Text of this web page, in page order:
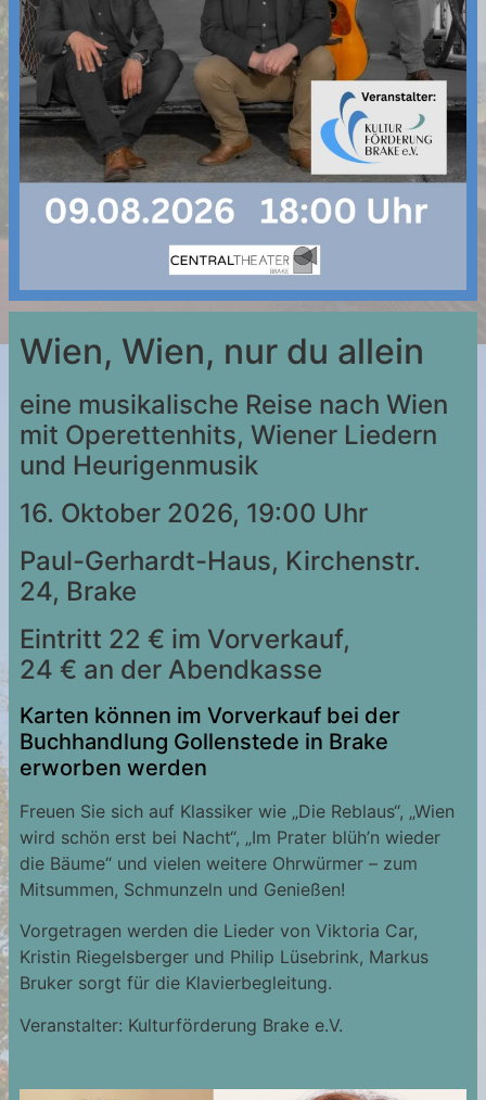
Wien, Wien, nur du allein
eine musikalische Reise nach Wien
mit Operettenhits, Wiener Liedern
und Heurigenmusik
16. Oktober 2026, 19:00 Uhr
Paul-Gerhardt-Haus, Kirchenstr.
24, Brake
Eintritt 22 € im Vorverkauf,
24 € an der Abendkasse
Karten können im Vorverkauf bei der
Buchhandlung Gollenstede in Brake
erworben werden
Freuen Sie sich auf Klassiker wie „Die Reblaus“, „Wien
wird schön erst bei Nacht“, „Im Prater blüh’n wieder
die Bäume“ und vielen weitere Ohrwürmer – zum
Mitsummen, Schmunzeln und Genießen!
Vorgetragen werden die Lieder von Viktoria Car,
Kristin Riegelsberger und Philip Lüsebrink, Markus
Bruker sorgt für die Klavierbegleitung.
Veranstalter: Kulturförderung Brake e.V.